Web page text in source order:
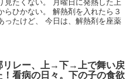
見たくない。 月曜日に発熱した上
ひかない。 解熱剤を入れたら３
ったけど、 今日は、解熱剤を座薬
リレー、上→下→上で舞い戻
！看病の日々。下の子の食欲